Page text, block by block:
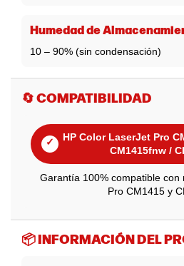
Humedad de
10 – 90% (sin condensación)
🔄 COMPATIBILIDAD
✓
HP Color LaserJet Pro
CM1415fnw /
Garantía 100% compatible con
Pro CM1415 y
📦 INFORMACIÓN DEL